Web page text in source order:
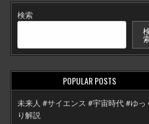
検索
POPULAR POSTS
未来人 #サイエンス #宇宙時代 #ゆっ
り解説